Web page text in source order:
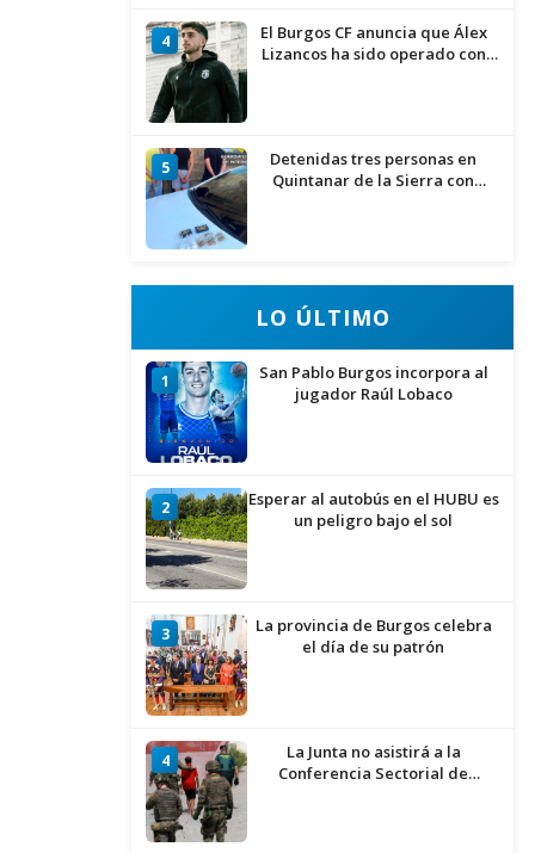
4
El Burgos CF anuncia que Álex
Lizancos ha sido operado con
5
Detenidas tres personas en
Quintanar de la Sierra con
LO ÚLTIMO
1
San Pablo Burgos incorpora al
jugador Raúl Lobaco
2
Esperar al autobús en el HUBU es
un peligro bajo el sol
3
La provincia de Burgos celebra
el día de su patrón
4
La Junta no asistirá a la
Conferencia Sectorial de